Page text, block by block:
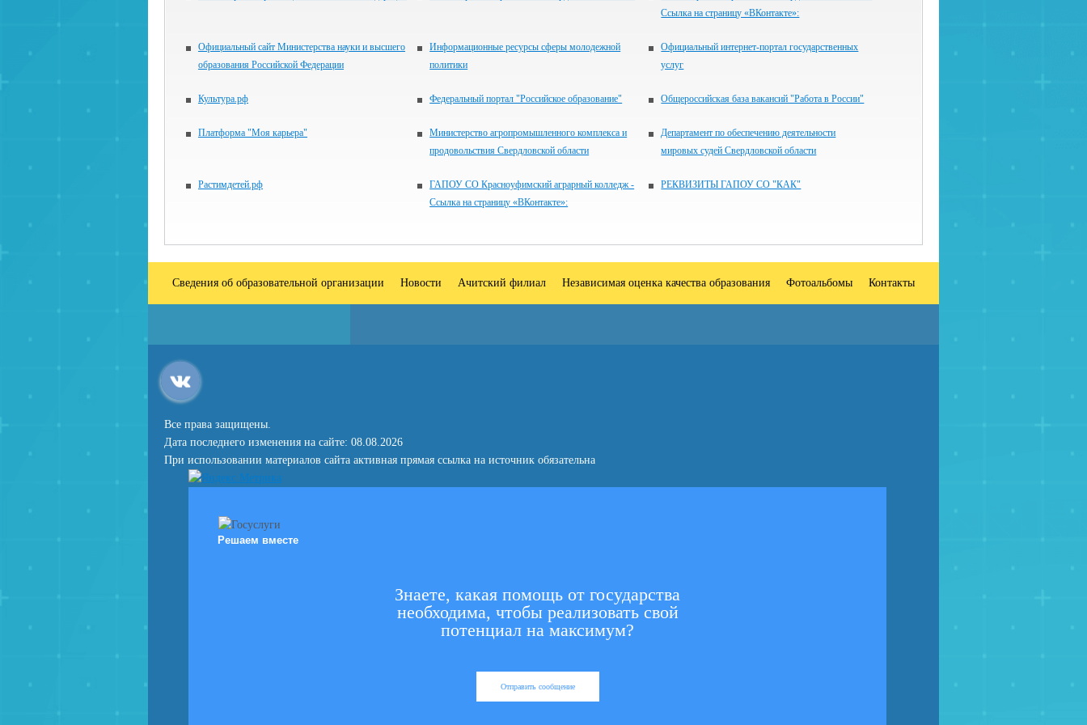
Ссылка на страницу «ВКонтакте»:
Официальный сайт Министерства науки и высшего
образования Российской Федерации
Информационные ресурсы сферы молодежной
политики
Официальный интернет-портал государственных
услуг
Культура.рф Федеральный портал "Российское образование" Общероссийская база вакансий "Работа в России"
Платформа "Моя карьера"
Министерство агропромышленного комплекса и
продовольствия Свердловской области
Департамент по обеспечению деятельности
мировых судей Свердловской области
Растимдетей.рф
ГАПОУ СО Красноуфимский аграрный колледж -
Ссылка на страницу «ВКонтакте»:
РЕКВИЗИТЫ ГАПОУ СО "КАК"
Сведения об образовательной организации Новости Ачитский филиал Независимая оценка качества образования Фотоальбомы Контакты
Все права защищены.
Дата последнего изменения на сайте: 08.08.2026
При использовании материалов сайта активная прямая ссылка на источник обязательна
Решаем вместе
Знаете, какая помощь от государства
необходима, чтобы реализовать свой
потенциал на максимум?
Отправить сообщение